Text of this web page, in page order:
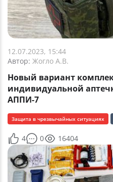
12.07.2023, 15:44
Автор: Жогло А.В.
Новый вариант
индивидуальной
АППИ-7
Защита в чрезвычайных ситуациях
4 0 16404